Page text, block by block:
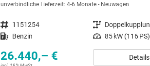
unverbindliche Lieferzeit: 4-6 Monate Neuwagen
Fahrzeugnummer 1151254 Getriebe
Kraftstoff Benzin Leistung 85 kW (116 PS)
26.440,– € Details